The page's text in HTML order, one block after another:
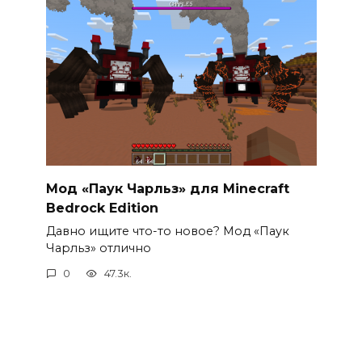
Мод «Паук Чарльз» для Minecraft
Bedrock Edition
Давно ищите что-то новое? Мод «Паук
Чарльз» отлично
0 47.3к.